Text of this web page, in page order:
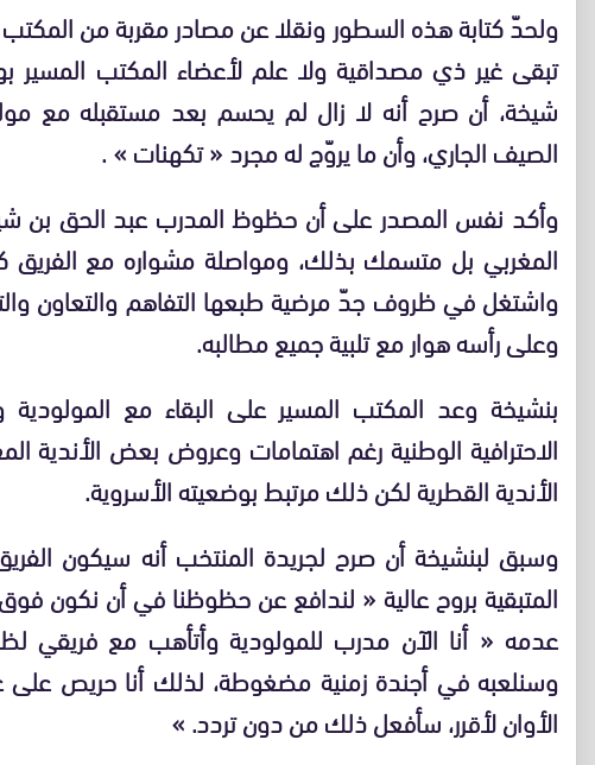
ولحدّ كتابة هذه السطور ونقلا عن مصادر مقربة من المكتب
تبقى غير ذي مصداقية ولا علم لأعضاء المكتب المسير
شيخة، أن صرح أنه لا زال لم يحسم بعد مستقبله مع
الصيف الجاري، وأن ما يروّج له مجرد « تكهنات » .
وأكد نفس المصدر على أن حظوظ المدرب عبد الحق بن
المغربي بل متسمك بذلك، ومواصلة مشواره مع الفريق
واشتغل في ظروف جدّ مرضية طبعها التفاهم والتعاون
وعلى رأسه هوار مع تلبية جميع مطالبه.
بنشيخة وعد المكتب المسير على البقاء مع
الاحترافية الوطنية رغم اهتمامات وعروض بعض الأندية
الأندية القطرية لكن ذلك مرتبط بوضعيته الأسروية.
المتبقية بروح عالية « لندافع عن حظوظنا في أن نكون
عدمه « أنا الآن مدرب للمولودية وأتأهب مع فريقي
وسنلعبه في أجندة زمنية مضغوطة، لذلك أنا حريص على
الأوان لأقرر، سأفعل ذلك من دون تردد. »